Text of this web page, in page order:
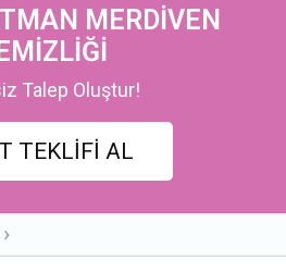
MERDİVEN
Talep Oluştur!
TEKLİFİ AL